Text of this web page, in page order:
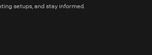
setups, and stay informed.